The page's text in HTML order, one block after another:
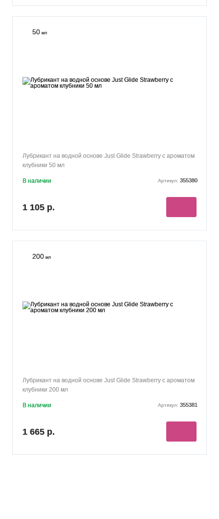
50 мл
Лубрикант на водной основе Just Glide Strawberry с ароматом
клубники 50 мл
В наличии Артикул: 355380
1 105 р.
200 мл
Лубрикант на водной основе Just Glide Strawberry с ароматом
клубники 200 мл
В наличии Артикул: 355381
1 665 р.